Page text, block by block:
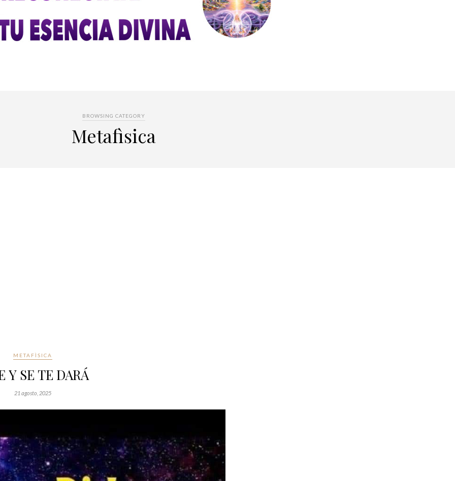
BROWSING CATEGORY
Metafìsica
METAFÌSICA
Y SE TE DARÁ
21 agosto, 2025